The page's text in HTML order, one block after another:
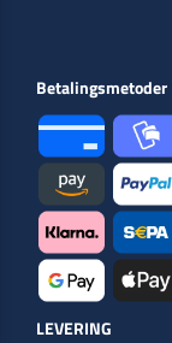
Betalingsmetoder
LEVERING